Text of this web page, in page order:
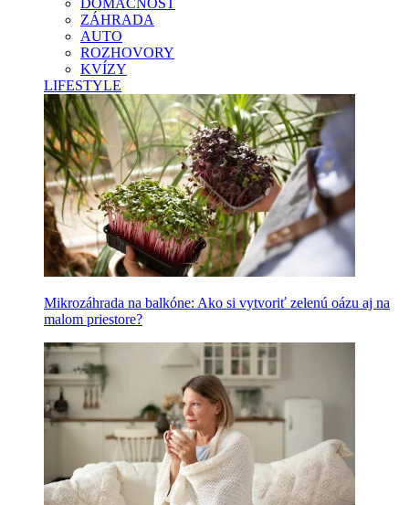
DOMÁCNOSŤ
ZÁHRADA
AUTO
ROZHOVORY
KVÍZY
LIFESTYLE
Mikrozáhrada na balkóne: Ako si vytvoriť zelenú oázu aj na
malom priestore?